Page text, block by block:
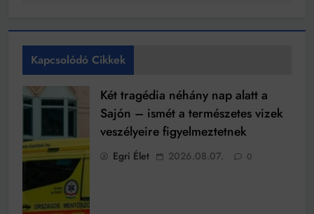
Kapcsolódó Cikkek
Két tragédia néhány nap alatt a
Sajón – ismét a természetes vizek
veszélyeire figyelmeztetnek
Egri Élet 2026.08.07. 0